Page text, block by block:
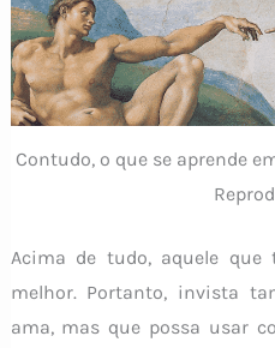
Contudo, o que se aprende
Acima de tudo, aquele
melhor. Portanto, invista
ama, mas que possa usar